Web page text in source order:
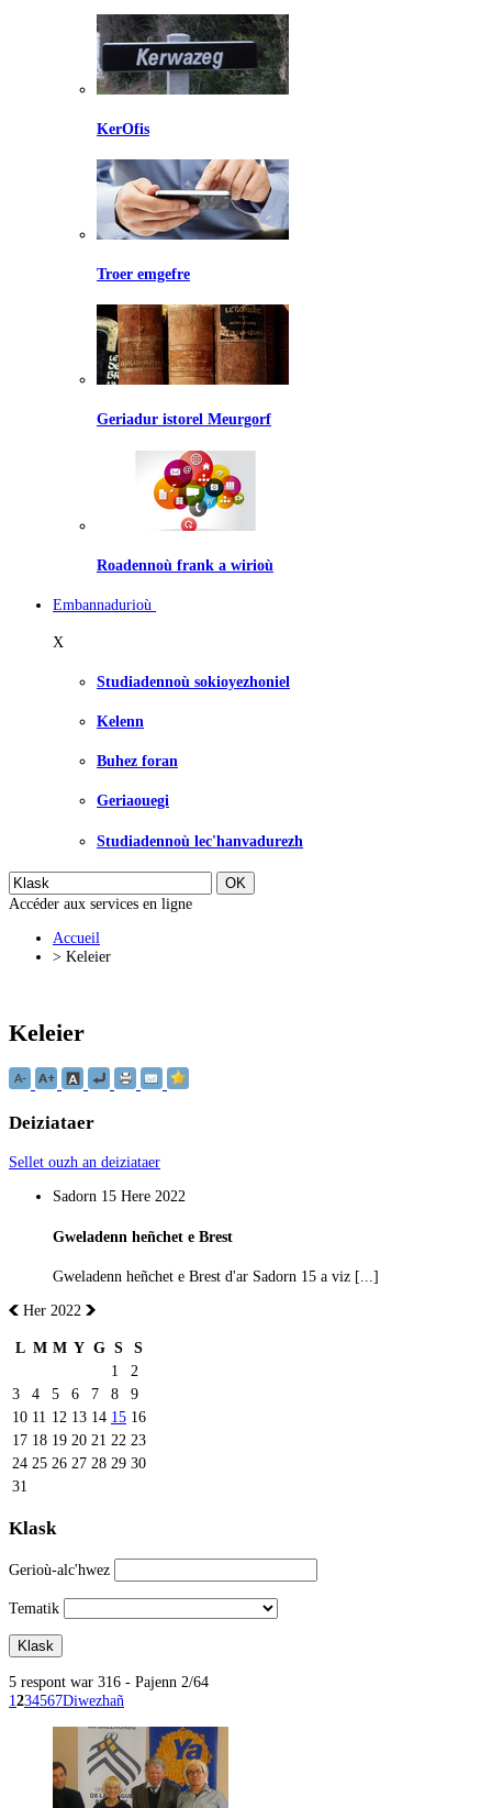
KerOfis
Troer emgefre
Geriadur istorel Meurgorf
Roadennoù frank a wirioù
Embannadurioù
X
Studiadennoù sokioyezhoniel
Kelenn
Buhez foran
Geriaouegi
Studiadennoù lec'hanvadurezh
Accéder aux services en ligne
Accueil
> Keleier
Keleier
Deiziataer
Sellet ouzh an deiziataer
Sadorn 15 Here 2022
Gweladenn heñchet e Brest
Gweladenn heñchet e Brest d'ar Sadorn 15 a viz [...]
Her 2022
L M M Y G S
S
1
2
3
4 5 6 7 8
9
10 11 12 13 14 15 16
17 18 19 20 21 22 23
24 25 26 27 28 29 30
31
Klask
Gerioù-alc'hwez
Tematik
5 respont war 316 - Pajenn 2/64
1234567Diwezhañ